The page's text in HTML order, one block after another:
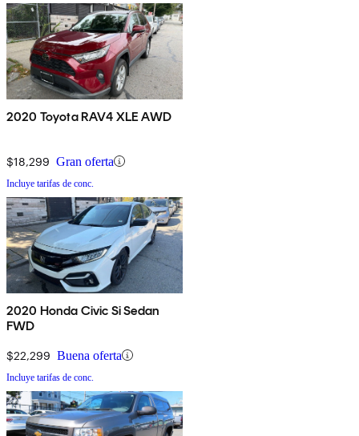
2020 Toyota RAV4 XLE AWD
$18,299 Gran oferta
Incluye tarifas de conc.
2020 Honda Civic Si Sedan
FWD
$22,299 Buena oferta
Incluye tarifas de conc.